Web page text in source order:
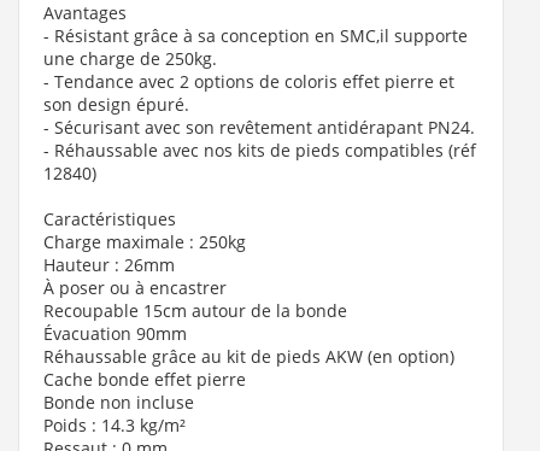
Avantages
- Résistant grâce à sa conception en SMC,il supporte
une charge de 250kg.
- Tendance avec 2 options de coloris effet pierre et
son design épuré.
- Sécurisant avec son revêtement antidérapant PN24.
- Réhaussable avec nos kits de pieds compatibles (réf
12840)
Caractéristiques
Charge maximale : 250kg
Hauteur : 26mm
À poser ou à encastrer
Recoupable 15cm autour de la bonde
Évacuation 90mm
Réhaussable grâce au kit de pieds AKW (en option)
Cache bonde effet pierre
Bonde non incluse
Poids : 14.3 kg/m²